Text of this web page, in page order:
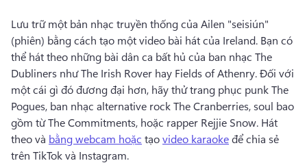
Lưu trữ một bản nhạc truyền thống của Ailen "seisiún"
(phiên) bằng cách tạo một video bài hát của Ireland. Bạn có
thể hát theo những bài dân ca bất hủ của ban nhạc The
Dubliners như The Irish Rover hay Fields of Athenry. Đối với
một cái gì đó đương đại hơn, hãy thử trang phục punk The
Pogues, ban nhạc alternative rock The Cranberries, soul bao
gồm từ The Commitments, hoặc rapper Rejjie Snow. Hát
theo và bằng webcam hoặc tạo video karaoke để chia sẻ
trên TikTok và Instagram.